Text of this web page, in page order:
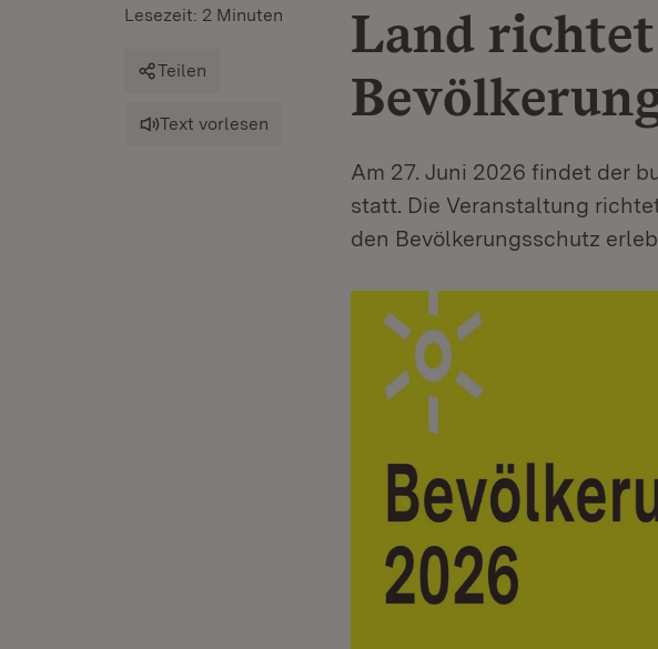
Land
Am 27. Juni 2026 findet der
statt. Die Veranstaltung
den Bevölkerungsschutz
Lesezeit: 2 Minuten
Teilen
Text vorlesen